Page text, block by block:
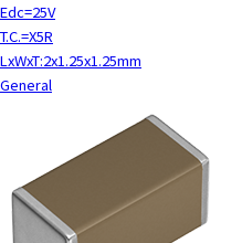
Edc=25V
T.C.=X5R
LxWxT:2x1.25x1.25mm
General